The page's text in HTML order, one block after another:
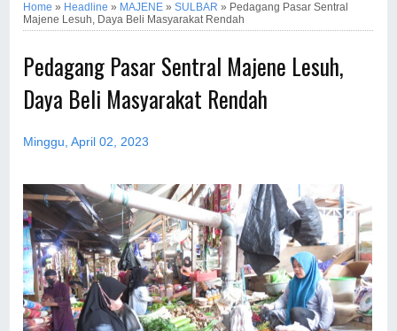
Home » Headline » MAJENE »SULBAR » Pedagang Pasar Sentral
Majene Lesuh, Daya Beli Masyarakat Rendah
Pedagang Pasar Sentral Majene Lesuh,
Daya Beli Masyarakat Rendah
Minggu, April 02, 2023